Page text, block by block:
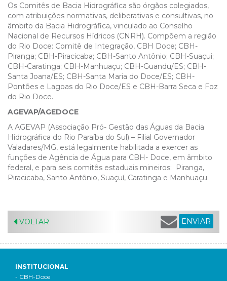
Os Comitês de Bacia Hidrográfica são órgãos colegiados,
com atribuições normativas, deliberativas e consultivas, no
âmbito da Bacia Hidrográfica, vinculado ao Conselho
Nacional de Recursos Hídricos (CNRH). Compõem a região
do Rio Doce: Comitê de Integração, CBH Doce; CBH-
Piranga; CBH-Piracicaba; CBH-Santo Antônio; CBH-Suaçui;
CBH-Caratinga; CBH-Manhuaçu; CBH-Guandu/ES; CBH-
Santa Joana/ES; CBH-Santa Maria do Doce/ES; CBH-
Pontões e Lagoas do Rio Doce/ES e CBH-Barra Seca e Foz
do Rio Doce.
AGEVAP/AGEDOCE
A AGEVAP (Associação Pró- Gestão das Águas da Bacia
Hidrográfica do Rio Paraíba do Sul) – Filial Governador
Valadares/MG, está legalmente habilitada a exercer as
funções de Agência de Água para CBH- Doce, em âmbito
federal, e para seis comitês estaduais mineiros: Piranga,
Piracicaba, Santo Antônio, Suaçuí, Caratinga e Manhuaçu.
VOLTAR ENVIAR
INSTITUCIONAL
- CBH-Doce